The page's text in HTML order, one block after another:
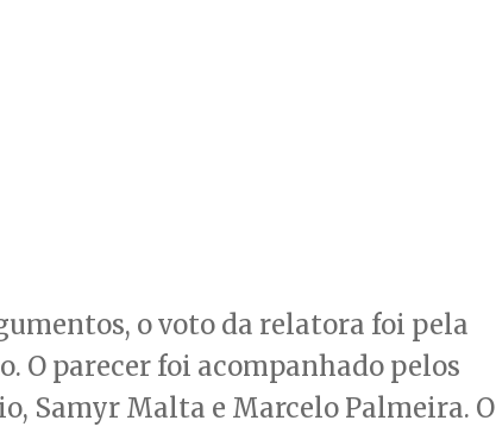
o voto da relatora foi pela
O parecer foi acompanhado pelos
Samyr Malta e Marcelo Palmeira. O